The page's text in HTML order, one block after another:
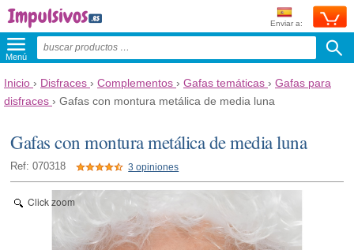
Enviar a:
Menú
Inicio › Disfraces › Complementos › Gafas temáticas › Gafas para
disfraces › Gafas con montura metálica de media luna
Gafas con montura metálica de media luna
Ref: 070318 3 opiniones
Click zoom